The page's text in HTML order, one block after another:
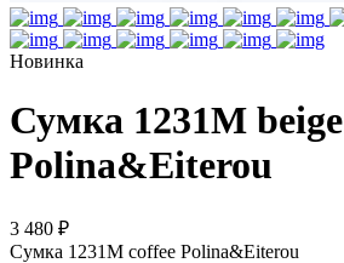
Новинка
Сумка 1231M beige
Polina&Eiterou
3 480 ₽
Сумка 1231M coffee Polina&Eiterou